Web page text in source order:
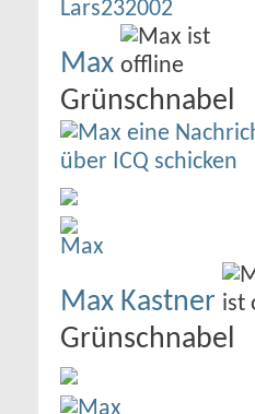
Max
Grünschnabel
Max Kastner
Grünschnabel